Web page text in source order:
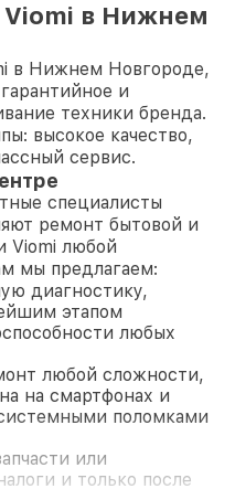
Viomi в Нижнем
в Нижнем Новгороде,
и
техники бренда.
высокое качество,
сервис.
специалисты
ремонт бытовой и
Viomi любой
мы предлагаем:
диагностику,
этапом
любых
любой сложности,
на смартфонах и
поломками
или
и только после